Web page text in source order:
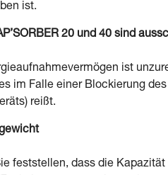
ist.
20 und 40 sind
ist
im Falle einer Blockierung
reißt.
feststellen, dass die